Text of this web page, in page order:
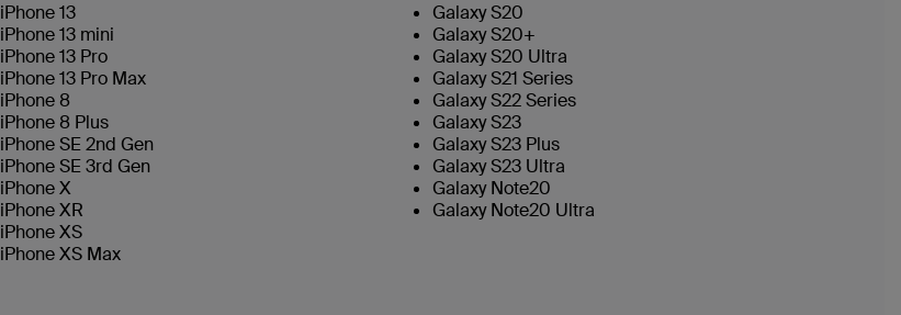
iPhone 13
iPhone 13 mini
iPhone 13 Pro
iPhone 13 Pro Max
iPhone 8
iPhone 8 Plus
iPhone SE 2nd Gen
iPhone SE 3rd Gen
iPhone X
iPhone XR
iPhone XS
iPhone XS Max
Galaxy S20
Galaxy S20+
Galaxy S20 Ultra
Galaxy S21 Series
Galaxy S22 Series
Galaxy S23
Galaxy S23 Plus
Galaxy S23 Ultra
Galaxy Note20
Galaxy Note20 Ultra